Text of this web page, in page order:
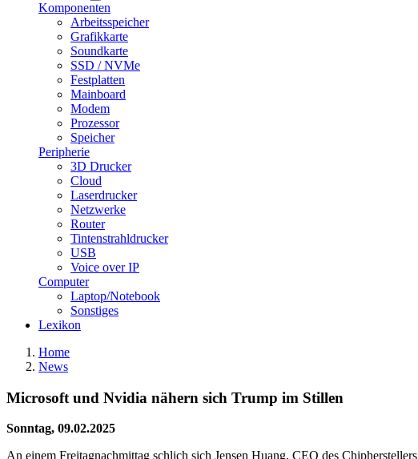
Komponenten
Arbeitsspeicher
Grafikkarte
Soundkarte
SSD / NVMe
Festplatten
Mainboard
Modem
Prozessor
Speicher
Peripherie
3D Drucker
Cloud
Laserdrucker
Netzwerke
Router
Tintenstrahldrucker
USB
Voice over IP
Computer
Laptop/Notebook
Sonstiges
Lexikon
Home
News
Microsoft und Nvidia nähern sich Trump im Stillen
Sonntag, 09.02.2025
An einem Freitagnachmittag schlich sich Jensen Huang, CEO des Chipherstellers